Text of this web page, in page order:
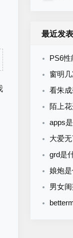
最近发表
PS6性能曝
窗明
看朱成
陌上花
apps
大爱无
grd是
娘炮
男女闺